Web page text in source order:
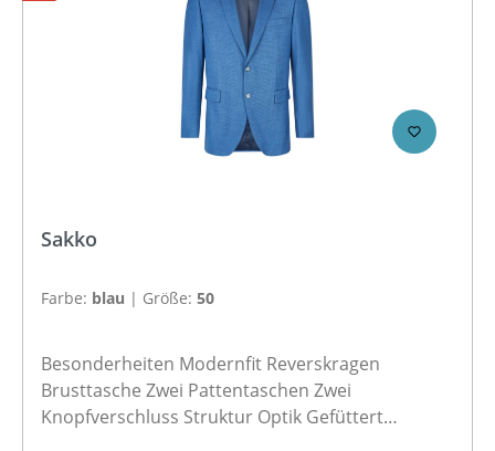
Sakko
Farbe: blau | Größe: 50
Besonderheiten Modernfit Reverskragen
Brusttasche Zwei Pattentaschen Zwei
Knopfverschluss Struktur Optik Gefüttert